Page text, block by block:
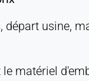
départ usine,
matériel